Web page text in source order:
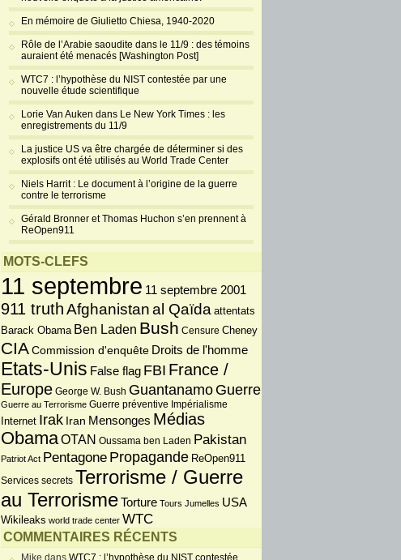
En mémoire de Giulietto Chiesa, 1940-2020
Rôle de l’Arabie saoudite dans le 11/9 : des témoins
auraient été menacés [Washington Post]
WTC7 : l’hypothèse du NIST contestée par une
nouvelle étude scientifique
Lorie Van Auken dans Le New York Times : les
enregistrements du 11/9
La justice US va être chargée de déterminer si des
explosifs ont été utilisés au World Trade Center
Niels Harrit : Le document à l’origine de la guerre
contre le terrorisme
Gérald Bronner et Thomas Huchon s’en prennent à
ReOpen911
MOTS-CLEFS
11 septembre 11 septembre 2001
911 truthAfghanistanal Qaïda attentats
Barack Obama Ben Laden Bush Censure Cheney
CIA Commission d'enquête Droits de l'homme
Etats-Unis False flag FBI France /
Europe George W. Bush Guantanamo Guerre
Guerre au Terrorisme Guerre préventive Impérialisme
Internet Irak Iran Mensonges Médias
ObamaOTAN Oussama ben Laden Pakistan
Patriot Act Pentagone Propagande ReOpen911
Services secrets Terrorisme / Guerre
au TerrorismeTorture Tours Jumelles USA
Wikileaks world trade center WTC
COMMENTAIRES RÉCENTS
Mike dans WTC7 : l’hypothèse du NIST contestée